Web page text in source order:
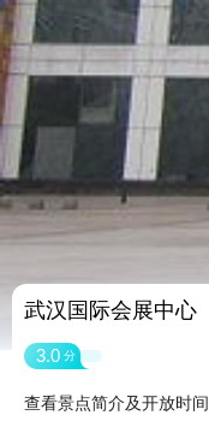
武汉国际会展中心
3.0 分
查看景点简介及开放时间